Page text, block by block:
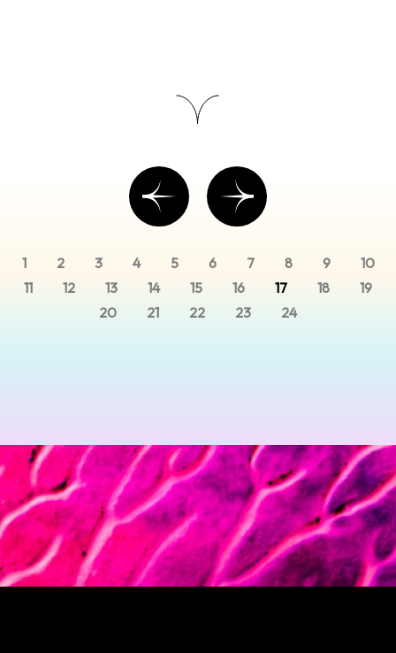
1 2 3 4 5 6 7 8 9
10
11
12 13 14 15 16 17 18
19
20
21 22 23 24